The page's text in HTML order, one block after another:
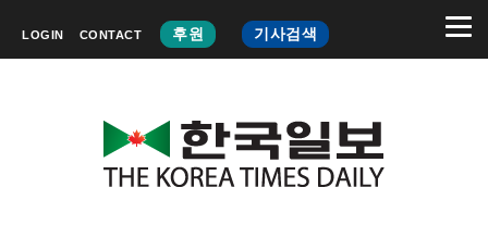
LOGIN CONTACT 후원 기사검색